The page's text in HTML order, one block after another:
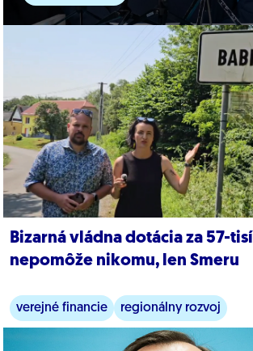
Bizarná vládna dotácia za 57-
nepomôže nikomu, len Smeru
verejné financie regionálny rozvoj